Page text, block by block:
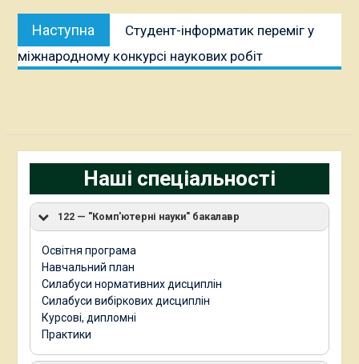
Наступна
публікація:
Студент-інформатик переміг у
міжнародному конкурсі наукових робіт
Наші спеціальності
122 — "Комп'ютерні науки" бакалавр
Освітня програма
Навчальний план
Силабуси нормативних дисциплін
Силабуси вибіркових дисциплін
Курсові, дипломні
Практики